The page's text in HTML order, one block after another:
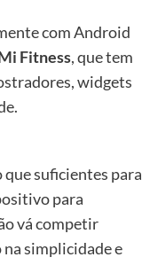
com Android
Fitness, que tem
widgets
suficientes para
para
vá competir
simplicidade e